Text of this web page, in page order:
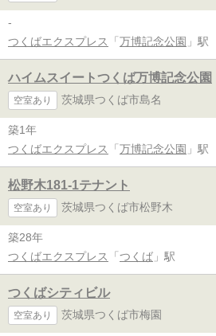
-
つくばエクスプレス
「 万博記念公園 」駅
ハイムスイートつくば万博記念公園
空室あり 茨城県つくば市島名
築1年
つくばエクスプレス
「 万博記念公園 」駅
松野木181-1テナント
空室あり 茨城県つくば市松野木
築28年
つくばエクスプレス
「 つくば 」駅
つくばシティビル
空室あり 茨城県つくば市梅園